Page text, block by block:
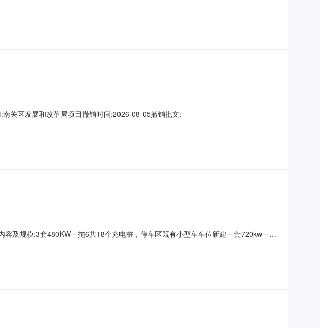
间:2026-08申报日期:2026-08-0515:00:3
关区发展和改革局项目撤销时间:2026-08-05撤销批文:
及规模:3套480KW一拖6共18个充电桩，停车区既有小型车车位新建一套720kw一拖
间:2026-08申报日期:2026-08-0510:49:3